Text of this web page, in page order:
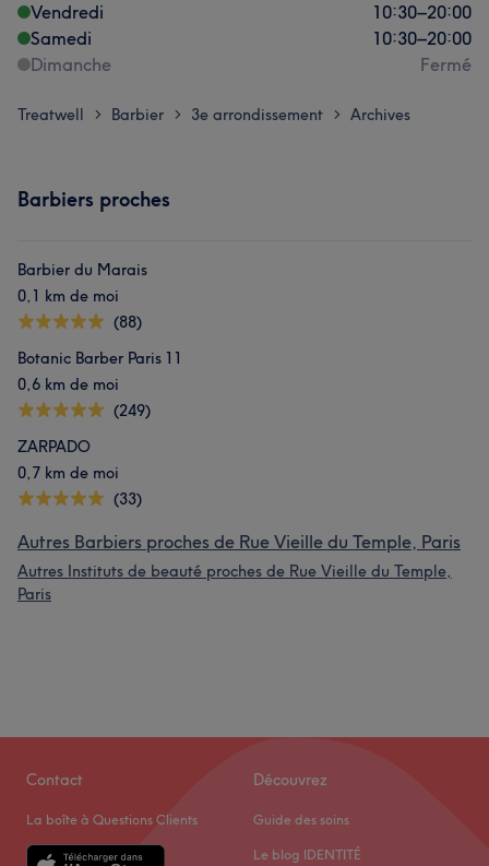
Vendredi
10:30–20:00
Samedi
10:30–20:00
Dimanche
Fermé
Treatwell > Barbier > 3e arrondissement > Archives
Barbiers proches
Barbier du Marais
0,1 km de moi
(88)
Botanic Barber Paris 11
0,6 km de moi
(249)
ZARPADO
0,7 km de moi
(33)
Autres Barbiers proches de Rue Vieille du Temple, Paris
Autres Instituts de beauté proches de Rue Vieille du Temple,
Paris
Contact
La boîte à Questions Clients
Découvrez
Guide des soins
Le blog IDENTITÉ